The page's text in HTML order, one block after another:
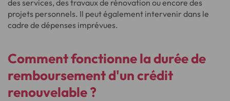
des services, des travaux de rénovation ou encore des
projets personnels. Il peut également intervenir dans le
cadre de dépenses imprévues.
Comment fonctionne la durée de
remboursement d'un crédit
renouvelable ?